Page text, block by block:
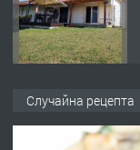
Случайна рецепта